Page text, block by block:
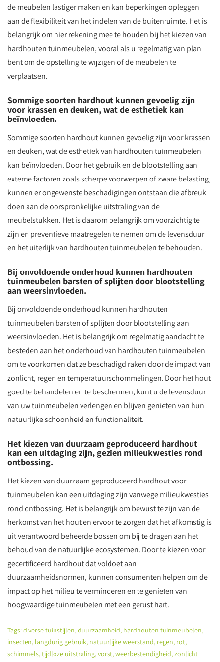
de meubelen lastiger maken en kan beperkingen opleggen
aan de flexibiliteit van het indelen van de buitenruimte. Het is
belangrijk om hier rekening mee te houden bij het kiezen van
hardhouten tuinmeubelen, vooral als u regelmatig van plan
bent om de opstelling te wijzigen of de meubelen te
verplaatsen.
Sommige soorten hardhout kunnen gevoelig zijn
voor krassen en deuken, wat de esthetiek kan
beïnvloeden.
Sommige soorten hardhout kunnen gevoelig zijn voor krassen
en deuken, wat de esthetiek van hardhouten tuinmeubelen
kan beïnvloeden. Door het gebruik en de blootstelling aan
externe factoren zoals scherpe voorwerpen of zware belasting,
kunnen er ongewenste beschadigingen ontstaan die afbreuk
doen aan de oorspronkelijke uitstraling van de
meubelstukken. Het is daarom belangrijk om voorzichtig te
zijn en preventieve maatregelen te nemen om de levensduur
en het uiterlijk van hardhouten tuinmeubelen te behouden.
Bij onvoldoende onderhoud kunnen hardhouten
tuinmeubelen barsten of splijten door blootstelling
aan weersinvloeden.
Bij onvoldoende onderhoud kunnen hardhouten
tuinmeubelen barsten of splijten door blootstelling aan
weersinvloeden. Het is belangrijk om regelmatig aandacht te
besteden aan het onderhoud van hardhouten tuinmeubelen
om te voorkomen dat ze beschadigd raken door de impact van
zonlicht, regen en temperatuurschommelingen. Door het hout
goed te behandelen en te beschermen, kunt u de levensduur
van uw tuinmeubelen verlengen en blijven genieten van hun
natuurlijke schoonheid en functionaliteit.
Het kiezen van duurzaam geproduceerd hardhout
kan een uitdaging zijn, gezien milieukwesties rond
ontbossing.
Het kiezen van duurzaam geproduceerd hardhout voor
tuinmeubelen kan een uitdaging zijn vanwege milieukwesties
rond ontbossing. Het is belangrijk om bewust te zijn van de
herkomst van het hout en ervoor te zorgen dat het afkomstig is
uit verantwoord beheerde bossen om bij te dragen aan het
behoud van de natuurlijke ecosystemen. Door te kiezen voor
gecertificeerd hardhout dat voldoet aan
duurzaamheidsnormen, kunnen consumenten helpen om de
impact op het milieu te verminderen en te genieten van
hoogwaardige tuinmeubelen met een gerust hart.
Tags:diverse tuinstijlen,duurzaamheid, hardhouten tuinmeubelen,
insecten, langdurig gebruik, natuurlijke weerstand, regen, rot,
schimmels,tijdloze uitstraling,vorst,weerbestendigheid,zonlicht